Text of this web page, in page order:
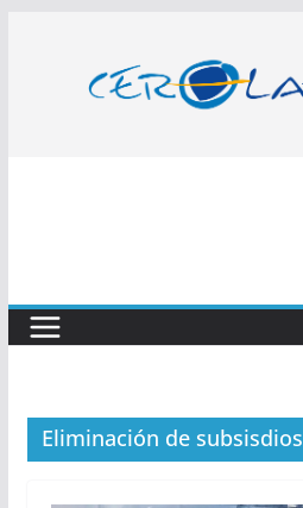
contenido
Eliminación de subsisdios